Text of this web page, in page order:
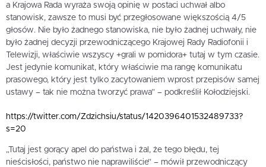
a Krajowa Rada wyraża swoją opinię w postaci uchwał albo
stanowisk, zawsze to musi być przegłosowane większością 4/5
głosów. Nie było żadnego stanowiska, nie było żadnej uchwały, nie
było żadnej decyzji przewodniczącego Krajowej Rady Radiofonii i
Telewizji, właściwie wszyscy +grali w pomidora+ tutaj w tym czasie.
Jest jedynie komunikat, który właściwie ma rangę komunikatu
prasowego, który jest tylko zacytowaniem wprost przepisów samej
ustawy – tak nie można tworzyć prawa” – podkreślił Kołodziejski.
https://twitter.com/Zdzichsiu/status/1420396401532489733?
s=20
„Tutaj jest gorący apel do państwa i żal, że tego błędu, tej
nieścisłości, państwo nie naprawiliście” – mówił przewodniczący